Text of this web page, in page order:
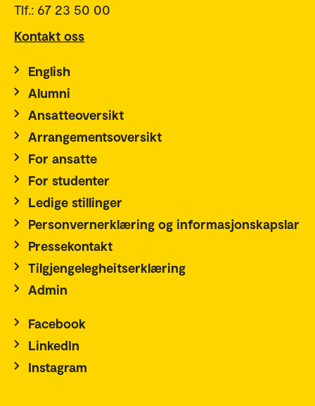
Tlf.: 67 23 50 00
Kontakt oss
English
Alumni
Ansatteoversikt
Arrangementsoversikt
For ansatte
For studenter
Ledige stillinger
Personvernerklæring og informasjonskapslar
Pressekontakt
Tilgjengelegheitserklæring
Admin
Facebook
LinkedIn
Instagram